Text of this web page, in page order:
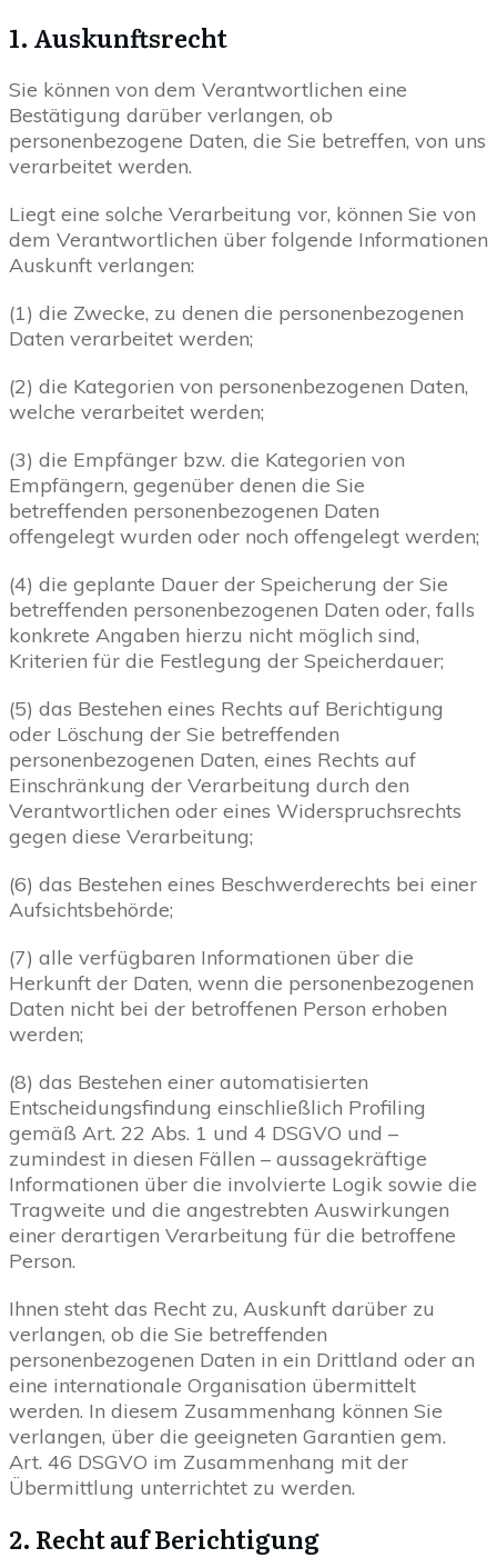
1. Auskunftsrecht
Sie können von dem Verantwortlichen eine
Bestätigung darüber verlangen, ob
personenbezogene Daten, die Sie betreffen, von uns
verarbeitet werden.
Liegt eine solche Verarbeitung vor, können Sie von
dem Verantwortlichen über folgende Informationen
Auskunft verlangen:
(1) die Zwecke, zu denen die personenbezogenen
Daten verarbeitet werden;
(2) die Kategorien von personenbezogenen Daten,
welche verarbeitet werden;
(3) die Empfänger bzw. die Kategorien von
Empfängern, gegenüber denen die Sie
betreffenden personenbezogenen Daten
offengelegt wurden oder noch offengelegt werden;
(4) die geplante Dauer der Speicherung der Sie
betreffenden personenbezogenen Daten oder, falls
konkrete Angaben hierzu nicht möglich sind,
Kriterien für die Festlegung der Speicherdauer;
(5) das Bestehen eines Rechts auf Berichtigung
oder Löschung der Sie betreffenden
personenbezogenen Daten, eines Rechts auf
Einschränkung der Verarbeitung durch den
Verantwortlichen oder eines Widerspruchsrechts
gegen diese Verarbeitung;
(6) das Bestehen eines Beschwerderechts bei einer
Aufsichtsbehörde;
(7) alle verfügbaren Informationen über die
Herkunft der Daten, wenn die personenbezogenen
Daten nicht bei der betroffenen Person erhoben
werden;
(8) das Bestehen einer automatisierten
Entscheidungsfindung einschließlich Profiling
gemäß Art. 22 Abs. 1 und 4 DSGVO und –
zumindest in diesen Fällen – aussagekräftige
Informationen über die involvierte Logik sowie die
Tragweite und die angestrebten Auswirkungen
einer derartigen Verarbeitung für die betroffene
Person.
Ihnen steht das Recht zu, Auskunft darüber zu
verlangen, ob die Sie betreffenden
personenbezogenen Daten in ein Drittland oder an
eine internationale Organisation übermittelt
werden. In diesem Zusammenhang können Sie
verlangen, über die geeigneten Garantien gem.
Art. 46 DSGVO im Zusammenhang mit der
Übermittlung unterrichtet zu werden.
2. Recht auf Berichtigung